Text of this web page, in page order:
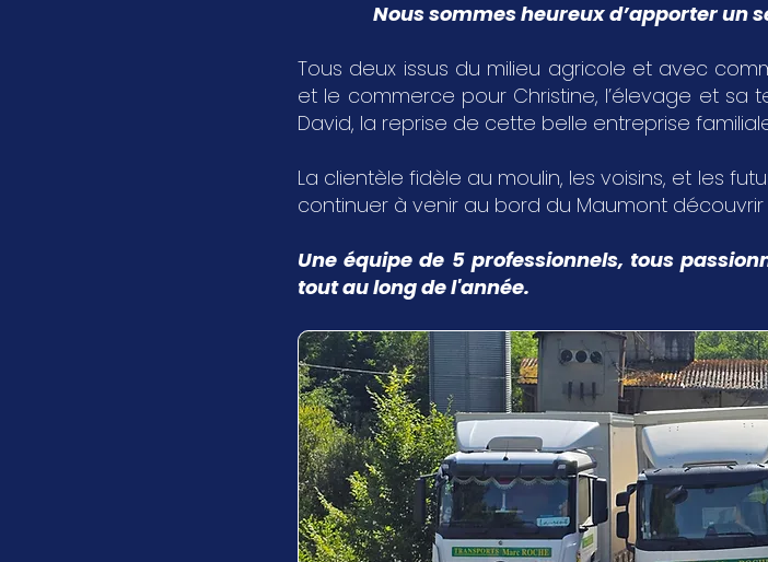
Nous sommes heureux d’apporter un
Tous deux issus du milieu agricole et avec
et le commerce pour Christine, l’élevage et sa
David, la reprise de cette belle entreprise
La clientèle fidèle au moulin, les voisins, et les
continuer à venir au bord du Maumont découvrir
Une équipe de 5 professionnels, tous
tout au long de l'année.